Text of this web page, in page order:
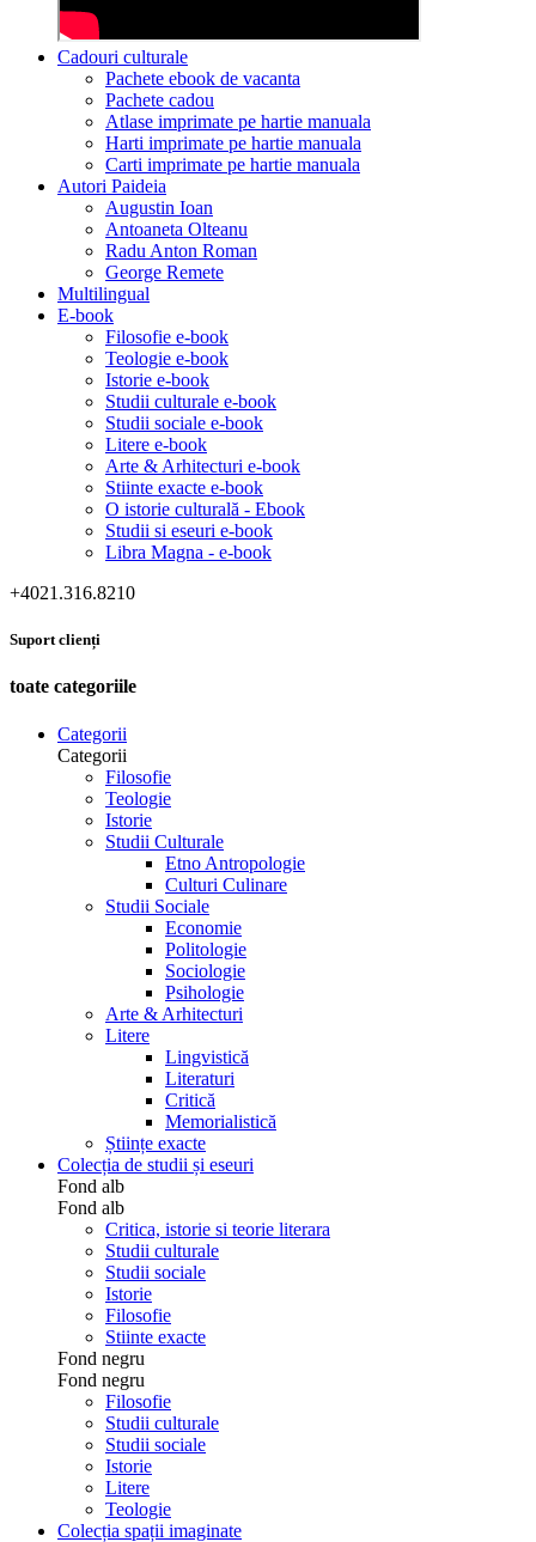
Cadouri culturale
Pachete ebook de vacanta
Pachete cadou
Atlase imprimate pe hartie manuala
Harti imprimate pe hartie manuala
Carti imprimate pe hartie manuala
Autori Paideia
Augustin Ioan
Antoaneta Olteanu
Radu Anton Roman
George Remete
Multilingual
E-book
Filosofie e-book
Teologie e-book
Istorie e-book
Studii culturale e-book
Studii sociale e-book
Litere e-book
Arte & Arhitecturi e-book
Stiinte exacte e-book
O istorie culturală - Ebook
Studii si eseuri e-book
Libra Magna - e-book
+4021.316.8210
Suport clienți
toate categoriile
Categorii
Categorii
Filosofie
Teologie
Istorie
Studii Culturale
Etno Antropologie
Culturi Culinare
Studii Sociale
Economie
Politologie
Sociologie
Psihologie
Arte & Arhitecturi
Litere
Lingvistică
Literaturi
Critică
Memorialistică
Științe exacte
Colecția de studii și eseuri
Fond alb
Fond alb
Critica, istorie si teorie literara
Studii culturale
Studii sociale
Istorie
Filosofie
Stiinte exacte
Fond negru
Fond negru
Filosofie
Studii culturale
Studii sociale
Istorie
Litere
Teologie
Colecția spații imaginate